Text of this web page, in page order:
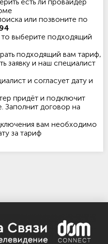
или позвоните по
выберите подходящий
подходящий вам тариф,
заявку и наш специалист
и согласует дату и
придёт и подключит
Заполнит договор на
вам необходимо
за тариф